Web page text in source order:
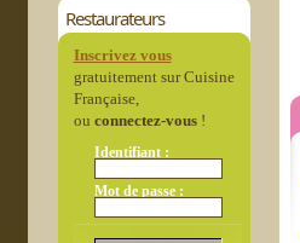
Restaurateurs
Inscrivez vous
gratuitement sur Cuisine
Française,
ou connectez-vous!
Identifiant :
Mot de passe :